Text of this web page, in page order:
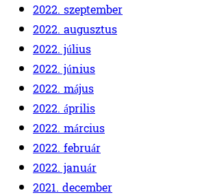
2022. szeptember
2022. augusztus
2022. július
2022. június
2022. május
2022. április
2022. március
2022. február
2022. január
2021. december